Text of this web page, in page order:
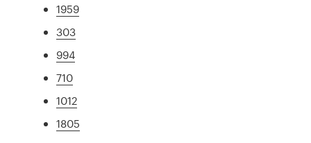
1959
303
994
710
1012
1805